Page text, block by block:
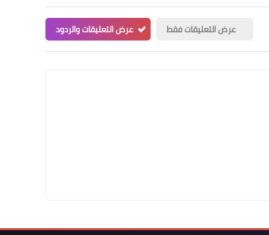
عرض التعليقات فقط عرض التعليقات والردود